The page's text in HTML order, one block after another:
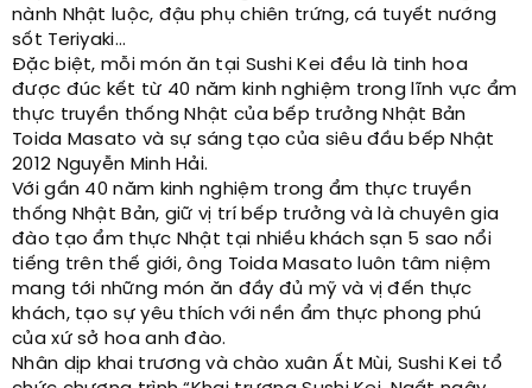
nành Nhật luộc, đậu phụ chiên trứng, cá tuyết nướng
sốt Teriyaki…
Đặc biệt, mỗi món ăn tại Sushi Kei đều là tinh hoa
được đúc kết từ 40 năm kinh nghiệm trong lĩnh vực ẩm
thực truyền thống Nhật của bếp trưởng Nhật Bản
Toida Masato và sự sáng tạo của siêu đầu bếp Nhật
2012 Nguyễn Minh Hải.
Với gần 40 năm kinh nghiệm trong ẩm thực truyền
thống Nhật Bản, giữ vị trí bếp trưởng và là chuyên gia
đào tạo ẩm thực Nhật tại nhiều khách sạn 5 sao nổi
tiếng trên thế giới, ông Toida Masato luôn tâm niệm
mang tới những món ăn đầy đủ mỹ và vị đến thực
khách, tạo sự yêu thích với nền ẩm thực phong phú
của xứ sở hoa anh đào.
Nhân dịp khai trương và chào xuân Ất Mùi, Sushi Kei tổ